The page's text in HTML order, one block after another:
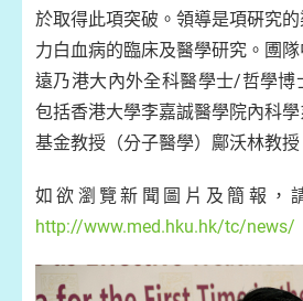
於取得此項突破。領導是項硏究
力白血病的臨床及醫學研究。圑
遠乃港大內外全科醫學士/哲學博
包括香港大學李嘉誠醫學院內科
基金教授（分子醫學）鄺沃林教授
如欲瀏覽新聞圖片及簡報，
http://www.med.hku.hk/tc/news/